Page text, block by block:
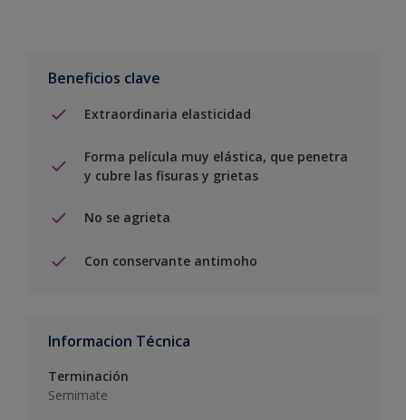
Beneficios clave
Extraordinaria elasticidad
Forma película muy elástica, que penetra
y cubre las fisuras y grietas
No se agrieta
Con conservante antimoho
Informacion Técnica
Terminación
Semimate